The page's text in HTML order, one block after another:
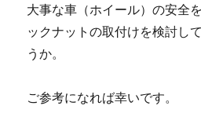
大事な車（ホイール）の安全
ックナットの取付けを検討し
うか。
ご参考になれば幸いです。